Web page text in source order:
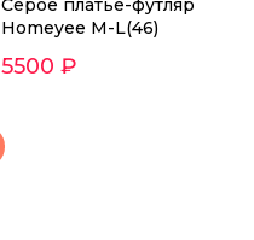
Cерое платье-футляр
Homeyee M-L(46)
5500 ₽